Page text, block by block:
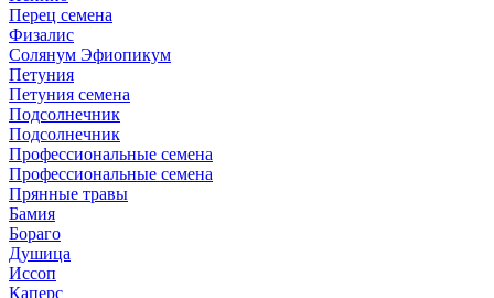
Перец семена
Физалис
Солянум Эфиопикум
Петуния
Петуния семена
Подсолнечник
Подсолнечник
Профессиональные семена
Профессиональные семена
Прянные травы
Бамия
Бораго
Душица
Иссоп
Каперс